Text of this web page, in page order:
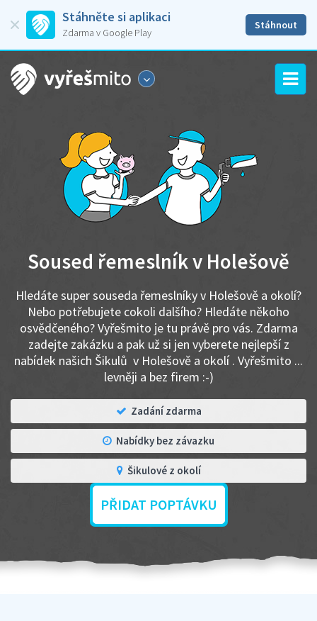
Stáhněte si aplikaci
Zdarma v Google Play
Stáhnout
Soused řemeslník v Holešově
Hledáte super souseda řemeslníky v Holešově a okolí?
Nebo potřebujete cokoli dalšího? Hledáte někoho
osvědčeného? Vyřešmito je tu právě pro vás. Zdarma
zadejte zakázku a pak už si jen vyberete nejlepší z
nabídek našich Šikulů v Holešově a okolí . Vyřešmito ...
levněji a bez firem :-)
Zadání zdarma
Nabídky bez závazku
Šikulové z okolí
PŘIDAT POPTÁVKU